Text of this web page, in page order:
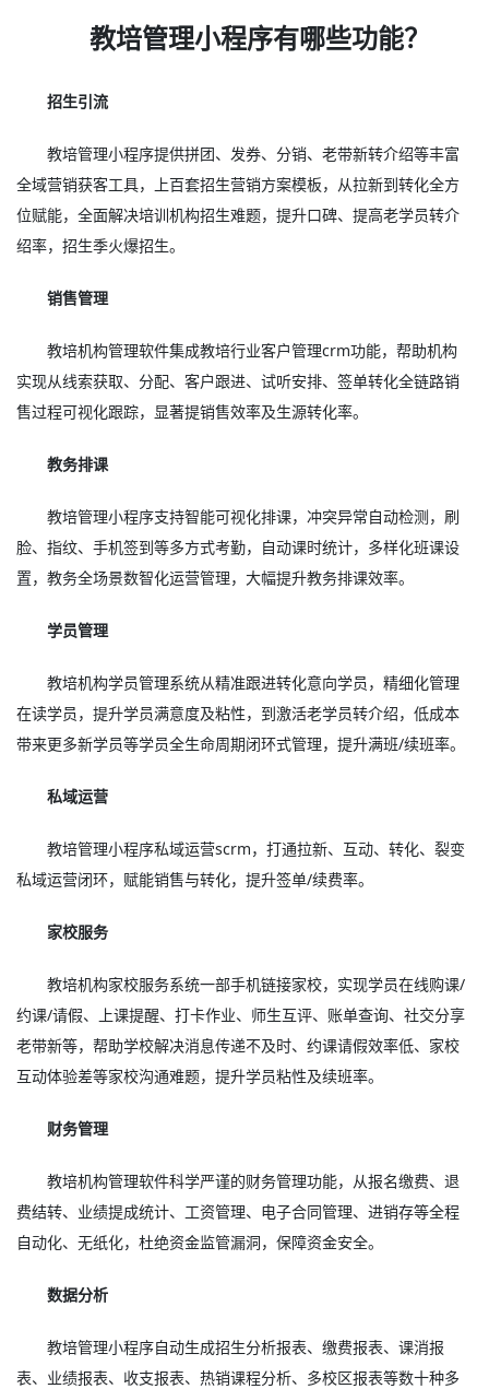
教培管理小程序有哪些功能？
招生引流
教培管理小程序提供拼团、发券、分销、老带新转介绍等丰富
全域营销获客工具，上百套招生营销方案模板，从拉新到转化全方
位赋能，全面解决培训机构招生难题，提升口碑、提高老学员转介
绍率，招生季火爆招生。
销售管理
教培机构管理软件集成教培行业客户管理crm功能，帮助机构
实现从线索获取、分配、客户跟进、试听安排、签单转化全链路销
售过程可视化跟踪，显著提销售效率及生源转化率。
教务排课
教培管理小程序支持智能可视化排课，冲突异常自动检测，刷
脸、指纹、手机签到等多方式考勤，自动课时统计，多样化班课设
置，教务全场景数智化运营管理，大幅提升教务排课效率。
学员管理
教培机构学员管理系统从精准跟进转化意向学员，精细化管理
在读学员，提升学员满意度及粘性，到激活老学员转介绍，低成本
带来更多新学员等学员全生命周期闭环式管理，提升满班/续班率。
私域运营
教培管理小程序私域运营scrm，打通拉新、互动、转化、裂变
私域运营闭环，赋能销售与转化，提升签单/续费率。
家校服务
教培机构家校服务系统一部手机链接家校，实现学员在线购课/
约课/请假、上课提醒、打卡作业、师生互评、账单查询、社交分享
老带新等，帮助学校解决消息传递不及时、约课请假效率低、家校
互动体验差等家校沟通难题，提升学员粘性及续班率。
财务管理
教培机构管理软件科学严谨的财务管理功能，从报名缴费、退
费结转、业绩提成统计、工资管理、电子合同管理、进销存等全程
自动化、无纸化，杜绝资金监管漏洞，保障资金安全。
数据分析
教培管理小程序自动生成招生分析报表、缴费报表、课消报
表、业绩报表、收支报表、热销课程分析、多校区报表等数十种多